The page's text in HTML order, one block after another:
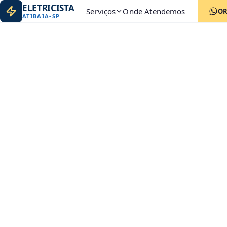
ELETRICISTA
ATIBAIA-SP Serviços Onde Atendemos